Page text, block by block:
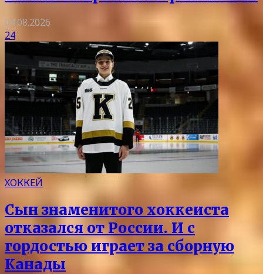
04.08.2026
24
ХОККЕЙ
Сын знаменитого хоккеиста
отказался от России. И с
гордостью играет за сборную
Канады